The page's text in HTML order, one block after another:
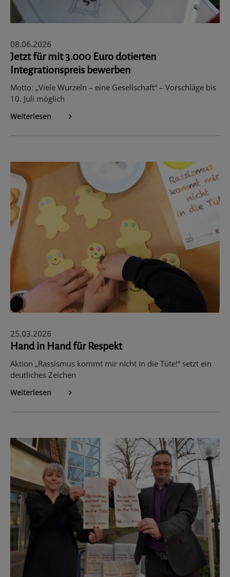
08.06.2026
Jetzt für mit 3.000 Euro dotierten
Integrationspreis bewerben
Motto: „Viele Wurzeln – eine Gesellschaft“ – Vorschläge bis
10. Juli möglich
Weiterlesen
25.03.2026
Hand in Hand für Respekt
Aktion „Rassismus kommt mir nicht in die Tüte!“ setzt ein
deutliches Zeichen
Weiterlesen